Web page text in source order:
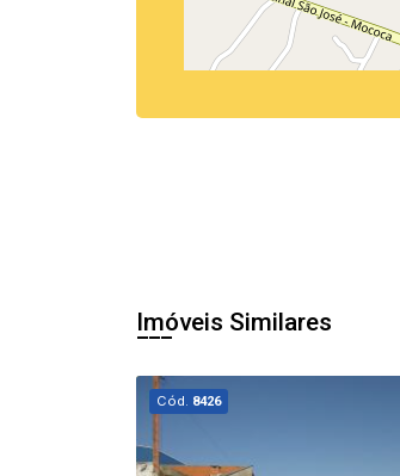
Imóveis Similares
Cód. 8426